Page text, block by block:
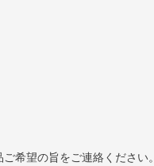
希望の旨をご連絡ください。